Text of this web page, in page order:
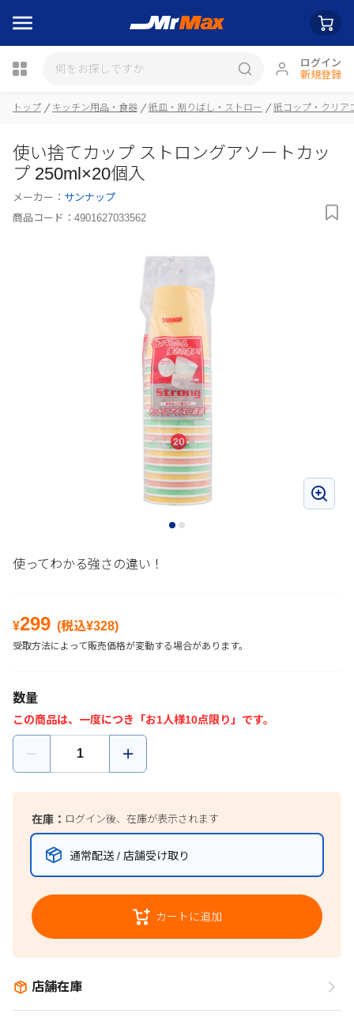
ログイン
新規登録
瓶詰
トップ キッチン用品・食器 紙皿・割りばし・ストロー 紙コップ・クリア
使い捨てカップ ストロングアソートカッ
プ 250ml×20個入
メーカー： サンナップ
商品コード： 4901627033562
使ってわかる強さの違い！
¥299 (税込¥328)
受取方法によって販売価格が変動する場合があります。
数量
この商品は、一度につき「お1人様10点限り」です。
在庫： ログイン後、在庫が表示されます
通常配送 / 店舗受け取り
カートに追加
店舗在庫